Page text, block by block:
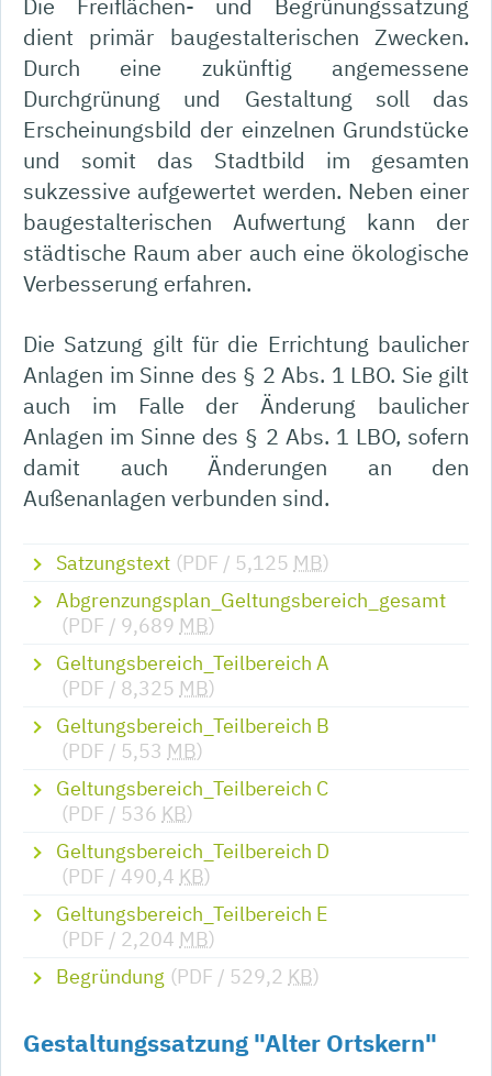
Die Freiflächen- und Begrünungssatzung
dient primär baugestalterischen Zwecken.
Durch eine zukünftig angemessene
Durchgrünung und Gestaltung soll das
Erscheinungsbild der einzelnen Grundstücke
und somit das Stadtbild im gesamten
sukzessive aufgewertet werden. Neben einer
baugestalterischen Aufwertung kann der
städtische Raum aber auch eine ökologische
Verbesserung erfahren.
Die Satzung gilt für die Errichtung baulicher
Anlagen im Sinne des § 2 Abs. 1 LBO. Sie gilt
auch im Falle der Änderung baulicher
Anlagen im Sinne des § 2 Abs. 1 LBO, sofern
damit auch Änderungen an den
Außenanlagen verbunden sind.
Satzungstext (PDF / 5,125 MB)
Abgrenzungsplan_Geltungsbereich_gesamt
(PDF / 9,689 MB)
Geltungsbereich_Teilbereich A
(PDF / 8,325 MB)
Geltungsbereich_Teilbereich B
(PDF / 5,53 MB)
Geltungsbereich_Teilbereich C
(PDF / 536 KB)
Geltungsbereich_Teilbereich D
(PDF / 490,4 KB)
Geltungsbereich_Teilbereich E
(PDF / 2,204 MB)
Begründung (PDF / 529,2 KB)
Gestaltungssatzung "Alter Ortskern"